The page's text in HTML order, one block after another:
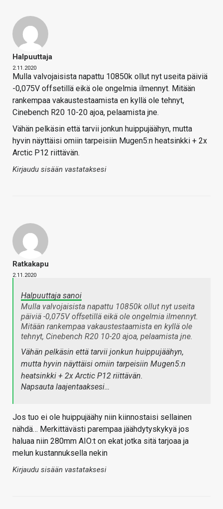
Halpuuttaja
2.11.2020
Mulla valvojaisista napattu 10850k ollut nyt useita päiviä
-0,075V offsetillä eikä ole ongelmia ilmennyt. Mitään
rankempaa vakaustestaamista en kyllä ole tehnyt,
Cinebench R20 10-20 ajoa, pelaamista jne.
Vähän pelkäsin että tarvii jonkun huippujäähyn, mutta
hyvin näyttäisi omiin tarpeisiin Mugen5:n heatsinkki + 2x
Arctic P12 riittävän.
Kirjaudu sisään vastataksesi
Ratkakapu
2.11.2020
Halpuuttaja sanoi
Mulla valvojaisista napattu 10850k ollut nyt useita
päiviä -0,075V offsetillä eikä ole ongelmia ilmennyt.
Mitään rankempaa vakaustestaamista en kyllä ole
tehnyt, Cinebench R20 10-20 ajoa, pelaamista jne.
Vähän pelkäsin että tarvii jonkun huippujäähyn,
mutta hyvin näyttäisi omiin tarpeisiin Mugen5:n
heatsinkki + 2x Arctic P12 riittävän.
Napsauta laajentaaksesi…
Jos tuo ei ole huippujäähy niin kiinnostaisi sellainen
nähdä… Merkittävästi parempaa jäähdytyskykyä jos
haluaa niin 280mm AIO:t on ekat jotka sitä tarjoaa ja
melun kustannuksella nekin
Kirjaudu sisään vastataksesi